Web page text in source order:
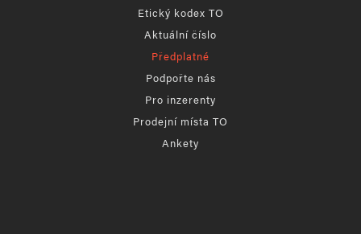
Etický kodex TO
Aktuální číslo
Předplatné
Podpořte nás
Pro inzerenty
Prodejní místa TO
Ankety